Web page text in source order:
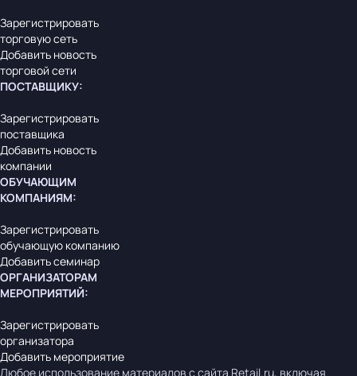
Зарегистрировать
торговую сеть
Добавить новость
торговой сети
ПОСТАВЩИКУ:
Зарегистрировать
поставщика
Добавить новость
компании
ОБУЧАЮЩИМ
КОМПАНИЯМ:
Зарегистрировать
обучающую компанию
Добавить семинар
ОРГАНИЗАТОРАМ
МЕРОПРИЯТИЙ:
Зарегистрировать
организатора
Добавить мероприятие
Любое использование материалов с сайта Retail.ru, включая